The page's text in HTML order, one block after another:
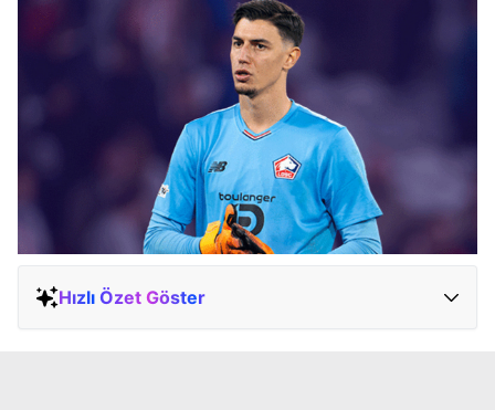
Hızlı Özet Göster